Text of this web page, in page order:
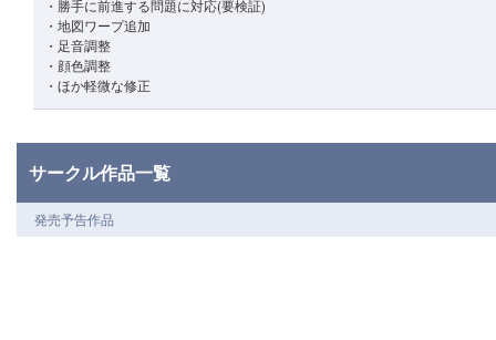
・勝手に前進する問題に対応(要検証)
・地図ワープ追加
・足音調整
・顔色調整
・ほか軽微な修正
サークル作品一覧
発売予告作品